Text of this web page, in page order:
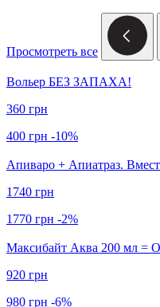
Просмотреть все
Вольер БЕЗ ЗАПАХА!
360 грн
400 грн -10%
Апиваро + Апиатраз.
1740 грн
1770 грн -2%
Максибайт Аква 200 мл =
920 грн
980 грн -6%